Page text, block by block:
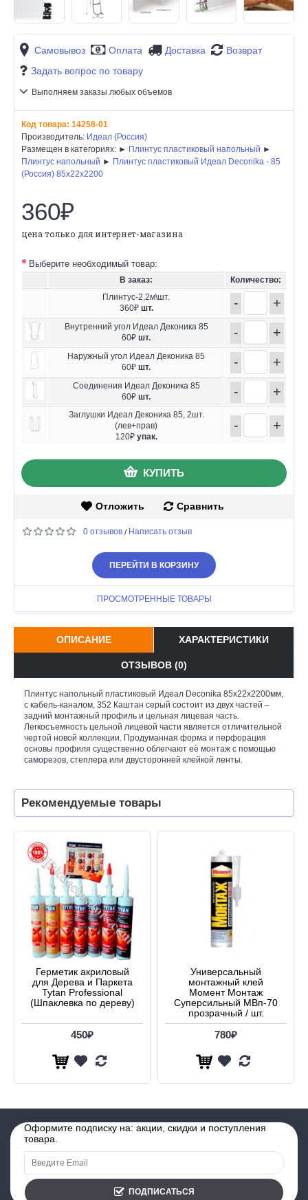
Самовывоз Оплата Доставка
Возврат
Задать вопрос по товару
Выполняем заказы любых объемов
Код товара: 14258-01
Производитель: Идеал (Россия)
Размещен в категориях: ► Плинтус пластиковый напольный ►
Плинтус напольный ► Плинтус пластиковый Идеал Deconika - 85
(Россия) 85х22х2200
360₽
цена только для интернет-магазина
Выберите необходимый товар:
В заказ:
Количество:
Плинтус-2,2м\шт.
360₽ шт. - +
Внутренний угол Идеал Деконика 85
60₽ шт. - +
Наружный угол Идеал Деконика 85
60₽ шт. - +
Соединения Идеал Деконика 85
60₽ шт. - +
Заглушки Идеал Деконика 85, 2шт.
(лев+прав)
120₽ упак.
- +
КУПИТЬ
Отложить Сравнить
0 отзывов / Написать отзыв
ПЕРЕЙТИ В КОРЗИНУ
ПРОСМОТРЕННЫЕ ТОВАРЫ
ОПИСАНИЕ ХАРАКТЕРИСТИКИ
ОТЗЫВОВ (0)
Плинтус напольный пластиковый Идеал Deconika 85x22x2200мм,
с кабель-каналом, 352 Каштан серый состоит из двух частей –
задний монтажный профиль и цельная лицевая часть.
Легкосъемность цельной лицевой части является отличительной
чертой новой коллекции. Продуманная форма и перфорация
основы профиля существенно облегчают её монтаж с помощью
саморезов, степлера или двусторонней клейкой ленты.
Рекомендуемые товары
Герметик акриловый
для Дерева и Паркета
Tytan Professional
(Шпаклевка по дереву)
450₽
Универсальный
монтажный клей
Момент Монтаж
Суперсильный МВп-70
прозрачный / шт.
780₽
Оформите подписку на: акции, скидки и поступления
товара.
ПОДПИСАТЬСЯ